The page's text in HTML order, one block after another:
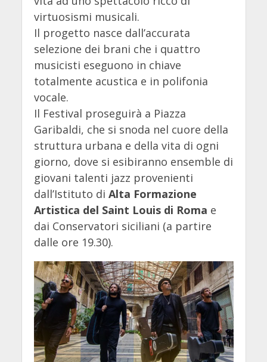
virtuosismi musicali.
Il progetto nasce dall’accurata
selezione dei brani che i quattro
musicisti eseguono in chiave
totalmente acustica e in polifonia
vocale.
Il Festival proseguirà a Piazza
Garibaldi, che si snoda nel cuore della
struttura urbana e della vita di ogni
giorno, dove si esibiranno ensemble di
giovani talenti jazz provenienti
dall’Istituto di Alta Formazione
Artistica del Saint Louis di Roma e
dai Conservatori siciliani (a partire
dalle ore 19.30).